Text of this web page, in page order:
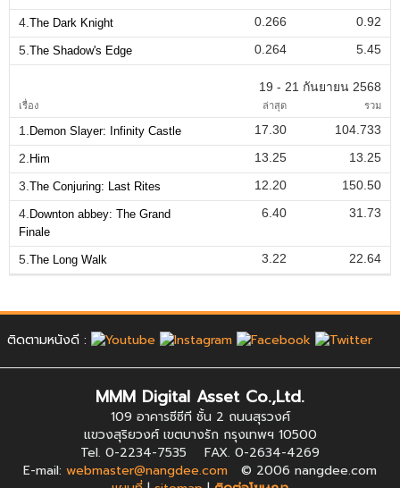
4. The Dark Knight 0.266
0.92
5. The Shadow's Edge 0.264 5.45
19 - 21 กันยายน 2568
เรื่อง ล่าสุด รวม
1. Demon Slayer: Infinity Castle 17.30
104.733
2. Him 13.25
13.25
3. The Conjuring: Last Rites 12.20
150.50
4. Downton abbey: The Grand
Finale
6.40 31.73
5. The Long Walk 3.22 22.64
ติดตามหนังดี :
MMM Digital Asset Co.,Ltd.
109 อาคารซีซีที ชั้น 2 ถนนสุรวงศ์
แขวงสุริยวงศ์ เขตบางรัก กรุงเทพฯ 10500
Tel. 0-2234-7535 FAX. 0-2634-4269
E-mail: webmaster@nangdee.com © 2006 nangdee.com